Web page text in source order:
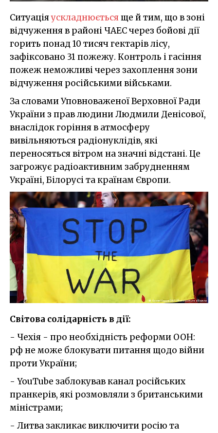
Ситуаціяускладнюєтьсяще й тим, що в зоні
відчуження в районі ЧАЕС через бойові дії
горить понад 10 тисяч гектарів лісу,
зафіксовано 31 пожежу. Контроль і гасіння
пожеж неможливі через захоплення зони
відчуження російськими військами.
За словами Уповноваженої Верховної Ради
України з прав людини Людмили Денісової,
внаслідок горіння в атмосферу
вивільняються радіонуклідів, які
переносяться вітром на значні відстані. Це
загрожує радіоактивним забрудненням
Україні, Білорусі та країнам Європи.
Світова солідарність в дії:
- Чехія - про необхідність реформи ООН:
рф не може блокувати питання щодо війни
проти України;
- YouTube заблокував канал російських
пранкерів, які розмовляли з британськими
міністрами;
- Литва закликає виключити росію та